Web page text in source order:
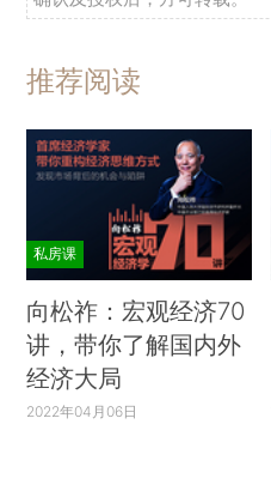
推荐阅读
私房课
向松祚：宏观经济70
讲，带你了解国内外
经济大局
2022年04月06日